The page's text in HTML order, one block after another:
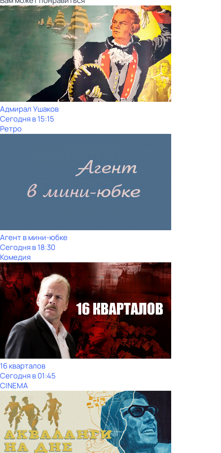
Адмирал Ушаков
Сегодня в 15:15
Ретро
Агент в мини-юбке
Сегодня в 18:30
Комедия
16 кварталов
Сегодня в 01:45
CINEMA